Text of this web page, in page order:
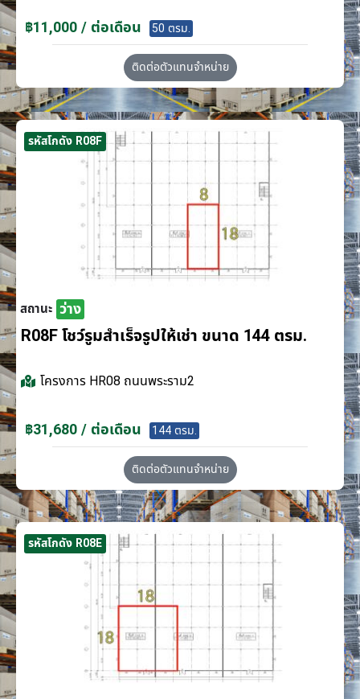
฿11,000 / ต่อเดือน 50 ตรม.
ติดต่อตัวแทนจำหน่าย
รหัสโกดัง R08F
สถานะ ว่าง
R08F โชว์รูมสำเร็จรูปให้เช่า ขนาด 144 ตรม.
โครงการ HR08 ถนนพระราม2
฿31,680 / ต่อเดือน 144 ตรม.
ติดต่อตัวแทนจำหน่าย
รหัสโกดัง R08E